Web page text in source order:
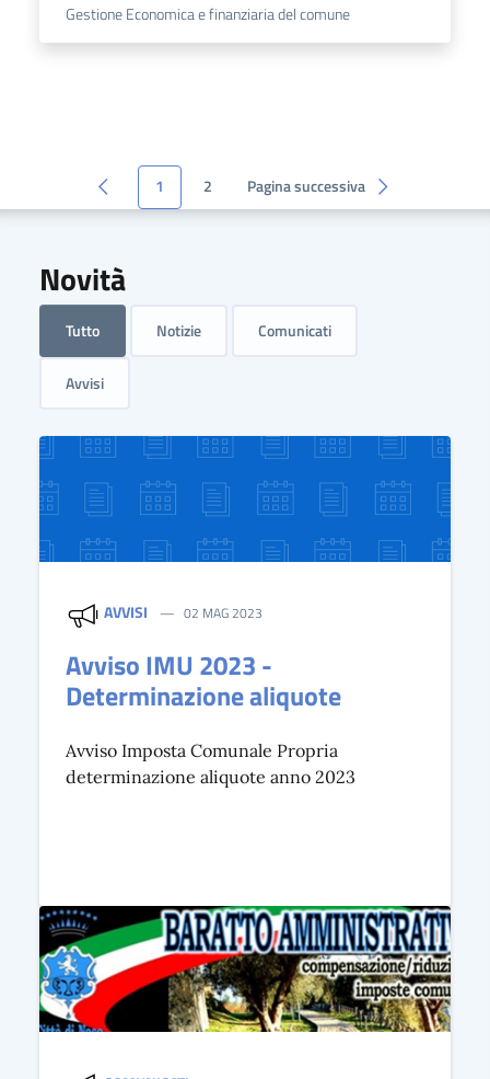
Gestione Economica e finanziaria del comune
1 2 Pagina successiva
Novità
Tutto Notizie Comunicati
Avvisi
AVVISI 02 MAG 2023
Avviso IMU 2023 -
Determinazione aliquote
Avviso Imposta Comunale Propria
determinazione aliquote anno 2023